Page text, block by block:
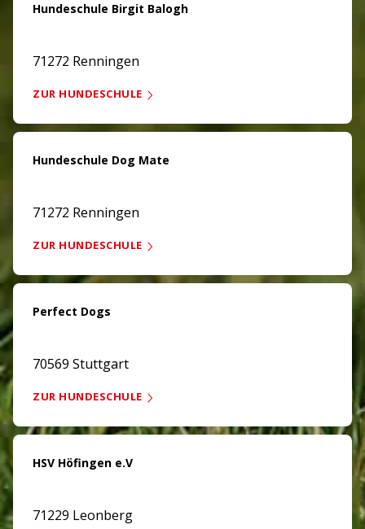
Hundeschule Birgit Balogh
71272 Renningen
ZUR HUNDESCHULE
Hundeschule Dog Mate
71272 Renningen
ZUR HUNDESCHULE
Perfect Dogs
70569 Stuttgart
ZUR HUNDESCHULE
HSV Höfingen e.V
71229 Leonberg